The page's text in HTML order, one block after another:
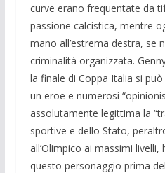
curve erano fre­quentate da
passione calcistica, mentre
mano all’estrema destra, se
criminalità organizzata.
la finale di Coppa Italia si
un eroe e numerosi
assolutamente legittima la
sportive e dello Stato,
all’Olimpico ai massimi
questo personaggio prima